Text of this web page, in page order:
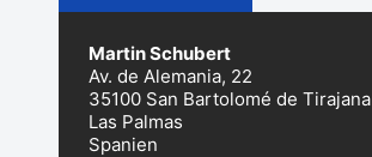
Martin Schubert
Av. de Alemania, 22
35100 San Bartolomé de Tirajana
Las Palmas
Spanien